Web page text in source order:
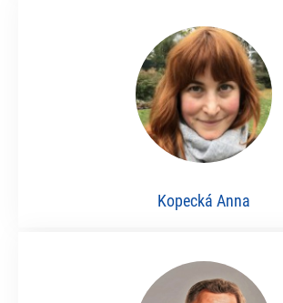
Kopecká Anna